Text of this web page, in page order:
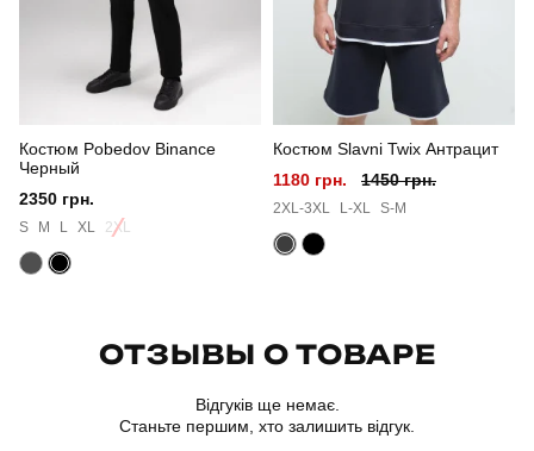
Костюм Pobedov Binance
Черный
2350 грн.
S M L XL 2XL
Костюм Slavni Twix Антрацит
1180 грн.
1450 грн.
2XL-3XL L-XL S-M
ОТЗЫВЫ О ТОВАРЕ
Відгуків ще немає.
Станьте першим, хто залишить відгук.